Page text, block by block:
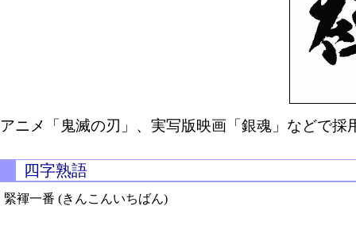
アニメ「鬼滅の刃」、実写版映画「銀魂」などで
四字熟語
緊褌一番 (きんこんいちばん)